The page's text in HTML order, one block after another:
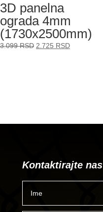
3D panelna
ograda 4mm
(1730x2500mm)
3.099RSD Originalna
2.725 RSDTrenutna
Kontaktirajte nas